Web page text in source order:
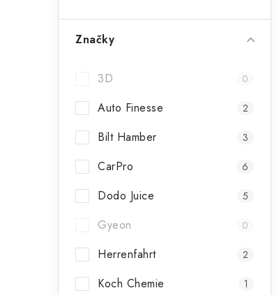
n
Značky
3D 0
Auto Finesse 2
Bilt Hamber 3
CarPro 6
Dodo Juice 5
Gyeon 0
Herrenfahrt 2
Koch Chemie 1